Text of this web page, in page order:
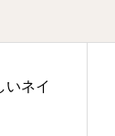
いネイ